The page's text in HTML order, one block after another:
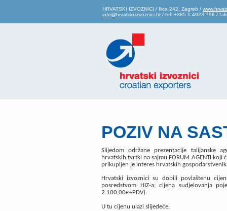
HRVATSKI IZVOZNICI / Ilica 242, Zagreb /
info@hrvatski-izvoznici.hr / tel: +385 1 4923 796 /
POZIV NA
Slijedom održane prezentacije talijanske
hrvatskih tvrtki na sajmu FORUM AGENTI
prikupljen je interes hrvatskih
Hrvatski izvoznici su dobili povlaštenu
posredstvom HIZ-a; cijena sudjelovanja
2.100,00€+PDV).
U tu cijenu ulazi slijedeće: